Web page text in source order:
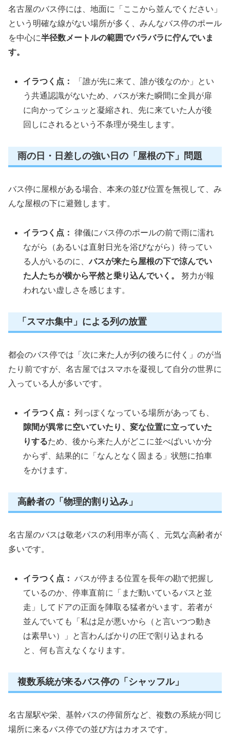
名古屋のバス停には、地面に「ここから並んでください」
という明確な線がない場所が多く、みんなバス停のポール
を中心に半径数メートルの範囲でバラバラに佇んでいま
す。
イラつく点：
「誰が先に来て、誰が後なのか」とい
う共通認識がないため、バスが来た瞬間に全員が扉
に向かってシュッと凝縮され、先に来ていた人が後
回しにされるという不条理が発生します。
雨の日・日差しの強い日の「屋根の下」問題
バス停に屋根がある場合、本来の並び位置を無視して、み
んな屋根の下に避難します。
イラつく点： 律儀にバス停のポールの前で雨に濡れ
ながら（あるいは直射日光を浴びながら）待ってい
る人がいるのに、バスが来たら屋根の下で涼んでい
た人たちが横から平然と乗り込んでいく。
努力が報
われない虚しさを感じます。
「スマホ集中」による列の放置
都会のバス停では「次に来た人が列の後ろに付く」のが当
たり前ですが、名古屋ではスマホを凝視して自分の世界に
入っている人が多いです。
イラつく点： 列っぽくなっている場所があっても、
隙間が異常に空いていたり、変な位置に立っていた
りするため、後から来た人がどこに並べばいいか分
からず、結果的に「なんとなく固まる」状態に拍車
をかけます。
高齢者の「物理的割り込み」
名古屋のバスは敬老パスの利用率が高く、元気な高齢者が
多いです。
イラつく点： バスが停まる位置を長年の勘で把握し
ているのか、停車直前に「まだ動いているバスと並
走」してドアの正面を陣取る猛者がいます。若者が
並んでいても「私は足が悪いから（と言いつつ動き
は素早い）」と言わんばかりの圧で割り込まれる
と、何も言えなくなります。
複数系統が来るバス停の「シャッフル」
名古屋駅や栄、基幹バスの停留所など、複数の系統が同じ
場所に来るバス停での並び方はカオスです。